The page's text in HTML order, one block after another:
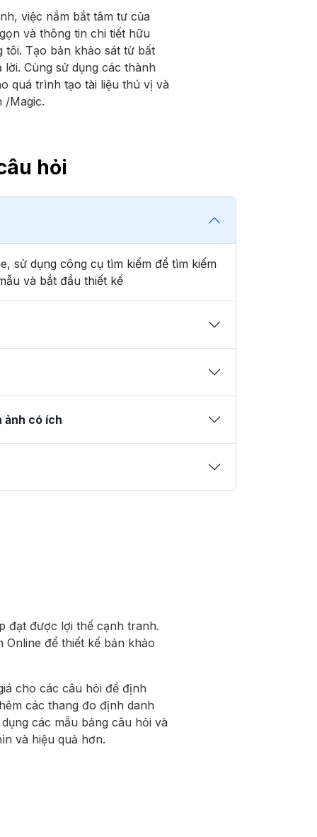
việc nắm bắt tâm tư của
và thông tin chi tiết hữu
Tạo bản khảo sát từ bất
Cùng sử dụng các thành
quá trình tạo tài liệu thú vị và
/Magic.
hỏi
, sử dụng công cụ tìm kiếm để tìm kiếm
và bắt đầu thiết kế
có ích
đạt được lợi thế cạnh tranh.
để thiết kế bản khảo
cho các câu hỏi để định
các thang đo định danh
các mẫu bảng câu hỏi và
và hiệu quả hơn.